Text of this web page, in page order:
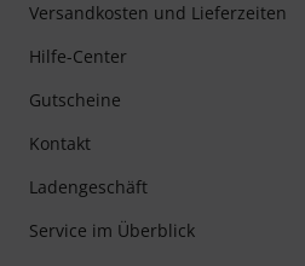
Versandkosten und Lieferzeiten
Hilfe-Center
Gutscheine
Kontakt
Ladengeschäft
Service im Überblick